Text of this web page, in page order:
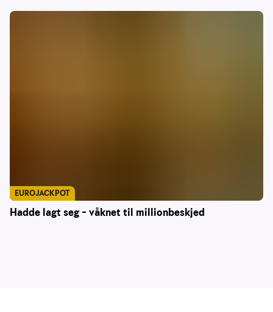
Hadde lagt seg – våknet til millionbeskjed
EUROJACKPOT